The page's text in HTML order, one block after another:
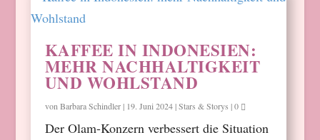
KAFFEE IN INDONESIEN:
MEHR NACHHALTIGKEIT
UND WOHLSTAND
von Barbara Schindler| 19. Juni 2024|Stars & Storys |0
Der Olam-Konzern verbessert die Situation